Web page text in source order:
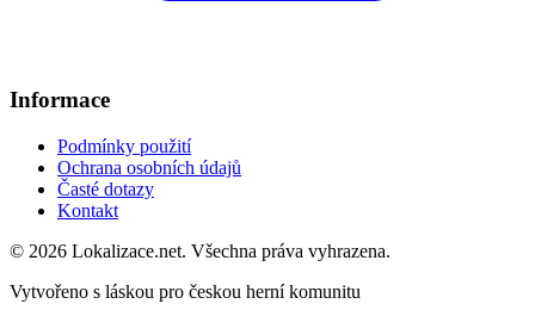
Informace
Podmínky použití
Ochrana osobních údajů
Časté dotazy
Kontakt
© 2026 Lokalizace.net. Všechna práva vyhrazena.
Vytvořeno s láskou pro českou herní komunitu